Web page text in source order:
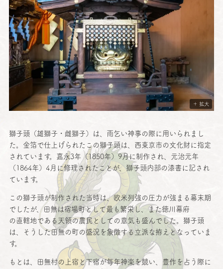
＋ 拡大
獅子頭（雄獅子 ・ 雌獅子）は、 雨乞 い神事の際に用いられまし
た。 金箔 で仕上 げられたこの獅子頭は、 西東京市 の文化財に 指定
されています。 嘉永3年（1850年）9月に 制作され、 元治元年
（1864年）4月に修理されたことが、獅子頭内部の漆書に記され
ています。
この獅子頭 が制作された当時は、欧米列強 の 圧力 が強まる 幕末期
でしたが、田無は宿場町として最も 繁栄し、また徳川幕府
の 直轄地 である 天領の農民としての意気 も盛んでした。 獅子頭
は、そうした田無の町の盛況 を象徴する 立派 な拵えとなっていま
す。
もとは、 田無村の 上宿 と下宿が毎年神楽 を競い、 豊作を占う際に